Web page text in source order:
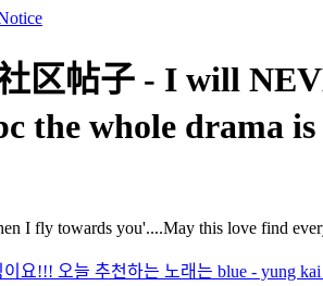
区帖子 - I will
the whole drama
I fly towards you'....May this love find
요!!! 오늘 추천하는 노래는 blue - yung